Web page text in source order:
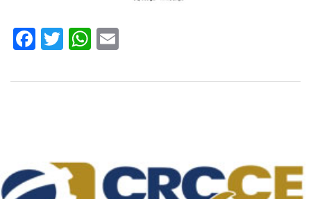
Facebook
TwitterWhatsApp